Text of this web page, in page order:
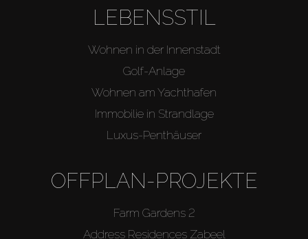
LEBENSSTIL
Wohnen in der Innenstadt
Golf-Anlage
Wohnen am Yachthafen
Immobilie in Strandlage
Luxus-Penthäuser
OFFPLAN-PROJEKTE
Farm Gardens 2
Address Residences Zabeel